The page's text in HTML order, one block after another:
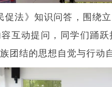
促法》知识问答，围绕
互动提问，同学们踊
团结的思想自觉与行动